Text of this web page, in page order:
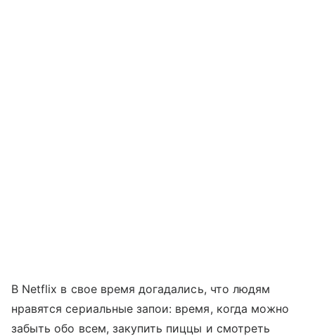
В Netflix в свое время догадались, что людям
нравятся сериальные запои: время, когда можно
забыть обо всем, закупить пиццы и смотреть